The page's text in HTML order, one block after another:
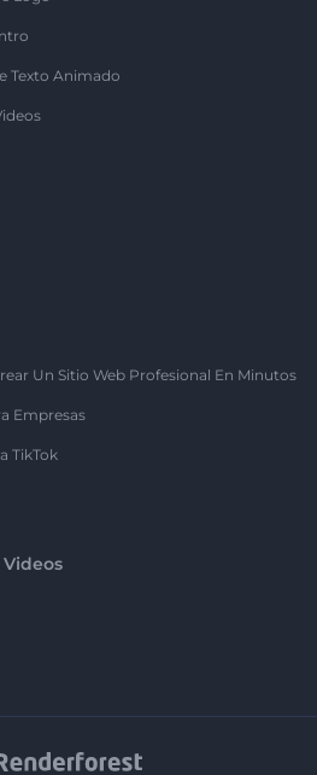
Texto Animado
Un Sitio Web Profesional En Minutos
Empresas
TikTok